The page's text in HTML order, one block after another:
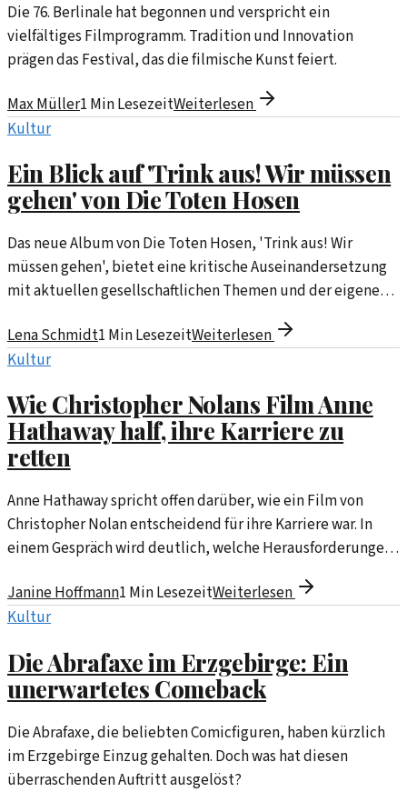
Die 76. Berlinale hat begonnen und verspricht ein
vielfältiges Filmprogramm. Tradition und Innovation
prägen das Festival, das die filmische Kunst feiert.
Max Müller1 Min LesezeitWeiterlesen
Kultur
Ein Blick auf 'Trink aus! Wir müssen
gehen' von Die Toten Hosen
Das neue Album von Die Toten Hosen, 'Trink aus! Wir
müssen gehen', bietet eine kritische Auseinandersetzung
mit aktuellen gesellschaftlichen Themen und der eigenen
Blick auf die Inhalte und musikalischen Elemente des
Werkes.
Lena Schmidt1 Min LesezeitWeiterlesen
Kultur
Wie Christopher Nolans Film Anne
Hathaway half, ihre Karriere zu
retten
Anne Hathaway spricht offen darüber, wie ein Film von
Christopher Nolan entscheidend für ihre Karriere war. In
einem Gespräch wird deutlich, welche Herausforderungen
Janine Hoffmann1 Min LesezeitWeiterlesen
Kultur
Die Abrafaxe im Erzgebirge: Ein
unerwartetes Comeback
Die Abrafaxe, die beliebten Comicfiguren, haben kürzlich
im Erzgebirge Einzug gehalten. Doch was hat diesen
überraschenden Auftritt ausgelöst?